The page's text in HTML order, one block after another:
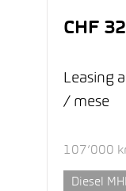
CHF
Leasing
/ mese
107’000
Diesel